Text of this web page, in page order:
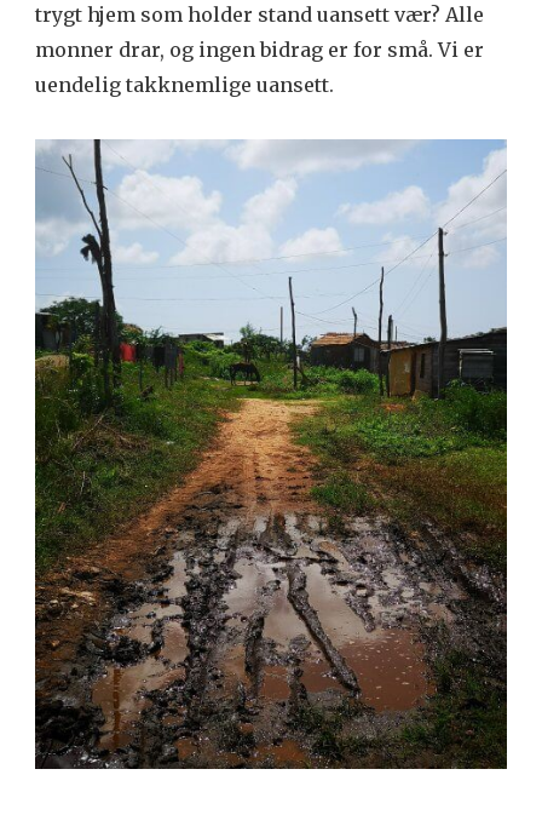
trygt hjem som holder stand uansett vær? Alle
monner drar, og ingen bidrag er for små. Vi er
uendelig takknemlige uansett.